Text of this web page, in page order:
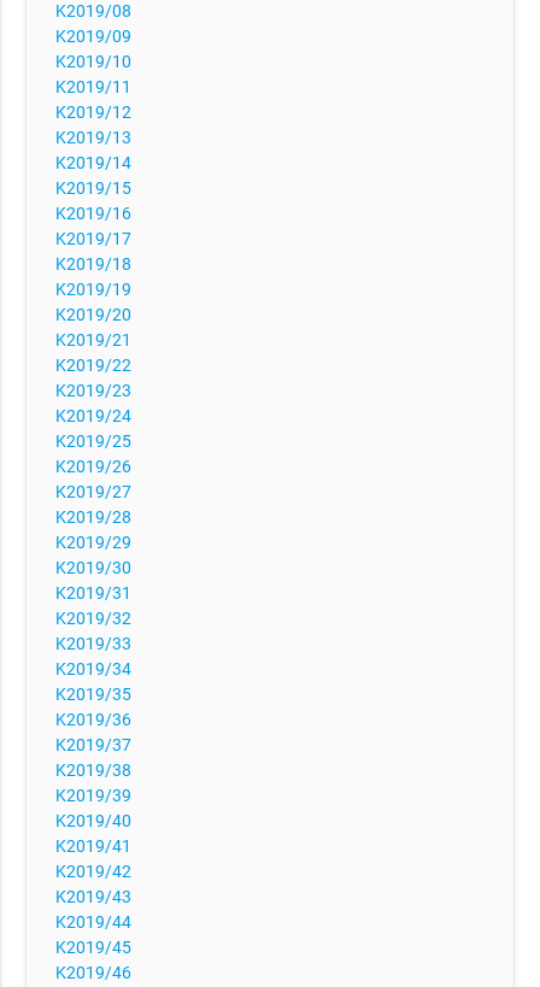
K2019/08
K2019/09
K2019/10
K2019/11
K2019/12
K2019/13
K2019/14
K2019/15
K2019/16
K2019/17
K2019/18
K2019/19
K2019/20
K2019/21
K2019/22
K2019/23
K2019/24
K2019/25
K2019/26
K2019/27
K2019/28
K2019/29
K2019/30
K2019/31
K2019/32
K2019/33
K2019/34
K2019/35
K2019/36
K2019/37
K2019/38
K2019/39
K2019/40
K2019/41
K2019/42
K2019/43
K2019/44
K2019/45
K2019/46